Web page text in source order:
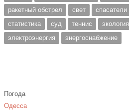
ракетный обстрел
свет спасатели
статистика
суд теннис
экология
электроэнергия
энергоснабжение
Погода
Одесса